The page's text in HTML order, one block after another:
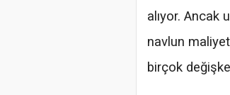
alıyor. Ancak
navlun
birçok